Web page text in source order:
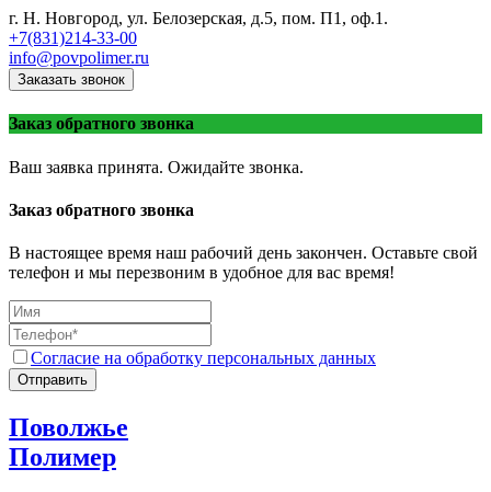
г. Н. Новгород, ул. Белозерская, д.5, пом. П1, оф.1.
+7(831)214-33-00
info@povpolimer.ru
Заказать звонок
Заказ обратного звонка
Ваш заявка принята. Ожидайте звонка.
Заказ обратного звонка
В настоящее время наш рабочий день закончен. Оставьте свой
телефон и мы перезвоним в удобное для вас время!
Согласие на обработку персональных данных
Отправить
Поволжье
Полимер